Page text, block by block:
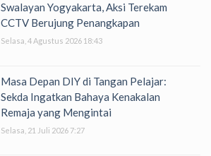
Swalayan Yogyakarta, Aksi Terekam
CCTV Berujung Penangkapan
Selasa, 4 Agustus 2026 18:43
Masa Depan DIY di Tangan Pelajar:
Sekda Ingatkan Bahaya Kenakalan
Remaja yang Mengintai
Selasa, 21 Juli 2026 7:27